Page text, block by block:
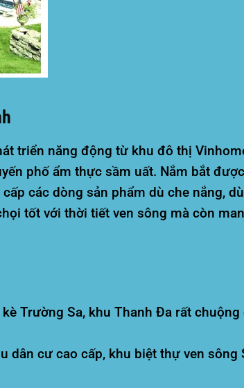
triển năng động từ khu đô thị
phố ẩm thực sầm uất. Nắm bắt
các dòng sản phẩm dù che nắng,
tốt với thời tiết ven sông mà còn
Trường Sa, khu Thanh Đa rất
dân cư cao cấp, khu biệt thự ven sông